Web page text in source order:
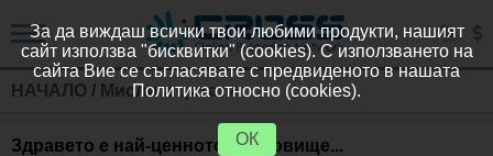
НАЧАЛО / Мисли и цитати
Здравето е най-ценното съкровище...
За да виждаш всички твои любими продукти, нашият
сайт използва "бисквитки" (cookies). С използването на
сайта Вие се съгласявате с предвиденото в нашата
Политика относно (cookies).
ОК